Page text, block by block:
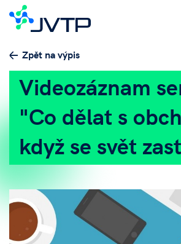
Zpět na výpis
Videozáznam
"Co dělat s
když se svět